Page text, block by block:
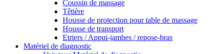
Coussin de massage
Têtière
Housse de protection pour table de massage
Housse de transport
Etriers / Appui-jambes / repose-bras
Matériel de diagnostic